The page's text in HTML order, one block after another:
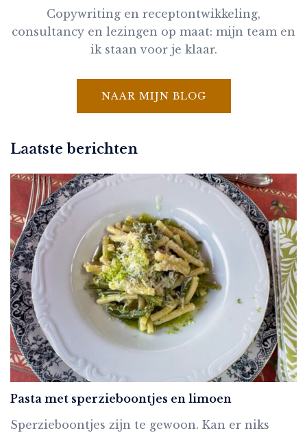
Copywriting en receptontwikkeling,
consultancy en lezingen op maat: mijn team en
ik staan voor je klaar.
NAAR MIJN BLOG
Laatste berichten
Pasta met sperzieboontjes en limoen
Sperzieboontjes zijn te gewoon. Kan er niks